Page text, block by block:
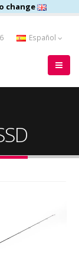
change
Español